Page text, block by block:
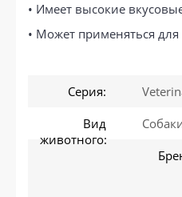
• Имеет высокие
• Может применяться
Серия:
Вид
животного: